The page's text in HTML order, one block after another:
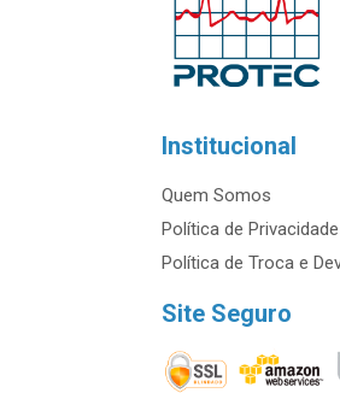
Institucional
Quem Somos
Política de Privacidade
Política de Troca e
Site Seguro